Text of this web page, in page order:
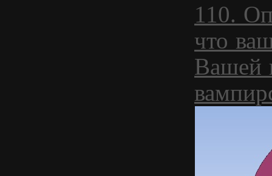
110.
что
Вашей